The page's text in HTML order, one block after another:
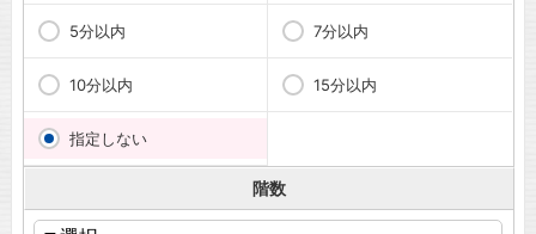
5分以内 7分以内
10分以内 15分以内
指定しない
階数